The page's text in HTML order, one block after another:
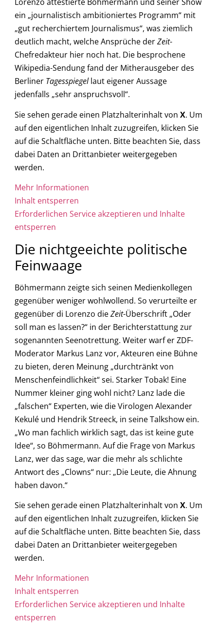
Lorenzo attestierte Böhmermann und seiner Show
ein „journalistisch ambitioniertes Programm“ mit
„gut recherchiertem Journalismus“, was ziemlich
deutlich macht, welche Ansprüche derZeit-
Chefredakteur hier noch hat. Die besprochene
Wikipedia-Sendung fand der Mitherausgeber des
Berliner Tagesspiegellaut eigener Aussage
jedenfalls „sehr anspruchsvoll“.
Sie sehen gerade einen Platzhalterinhalt von X. Um
auf den eigentlichen Inhalt zuzugreifen, klicken Sie
auf die Schaltfläche unten. Bitte beachten Sie, dass
dabei Daten an Drittanbieter weitergegeben
werden.
Mehr Informationen
Inhalt entsperren
Erforderlichen Service akzeptieren und Inhalte
entsperren
Die nichtgeeichte politische
Feinwaage
Böhmermann zeigte sich seinen Medienkollegen
gegenüber weniger wohlwollend. So verurteilte er
gegenüber di Lorenzo dieZeit-Überschrift „Oder
soll man es lassen?“ in der Berichterstattung zur
sogenannten Seenotrettung. Weiter warf er ZDF-
Moderator Markus Lanz vor, Akteuren eine Bühne
zu bieten, deren Meinung „durchtränkt von
Menschenfeindlichkeit“ sei. Starker Tobak! Eine
Nummer kleiner ging wohl nicht? Lanz lade die
„falschen“ Experten, wie die Virologen Alexander
Kekulé und Hendrik Streeck, in seine Talkshow ein.
„Wo man fachlich wirklich sagt, das ist keine gute
Idee“, so Böhmermann. Auf die Frage von Markus
Lanz, wer das sage, war die mehr als schlichte
Antwort des „Clowns“ nur: „Die Leute, die Ahnung
haben davon.“
Sie sehen gerade einen Platzhalterinhalt von X. Um
auf den eigentlichen Inhalt zuzugreifen, klicken Sie
auf die Schaltfläche unten. Bitte beachten Sie, dass
dabei Daten an Drittanbieter weitergegeben
werden.
Mehr Informationen
Inhalt entsperren
Erforderlichen Service akzeptieren und Inhalte
entsperren